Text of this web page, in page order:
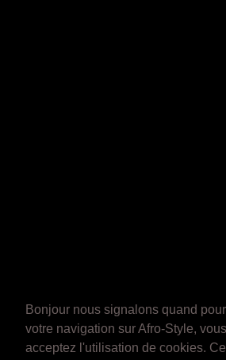
Bonjour nous signalons quand
votre navigation sur Afro-Style, vous
acceptez l'utilisation de cookies.